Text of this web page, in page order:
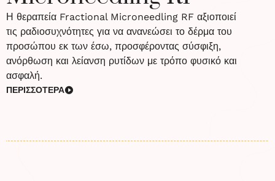
Η θεραπεία Fractional Microneedling RF αξιοποιεί
τις ραδιοσυχνότητες για να ανανεώσει το δέρμα του
προσώπου εκ των έσω, προσφέροντας σύσφιξη,
ανόρθωση και λείανση ρυτίδων με τρόπο φυσικό και
ασφαλή.
ΠΕΡΙΣΣΟΤΕΡΑ